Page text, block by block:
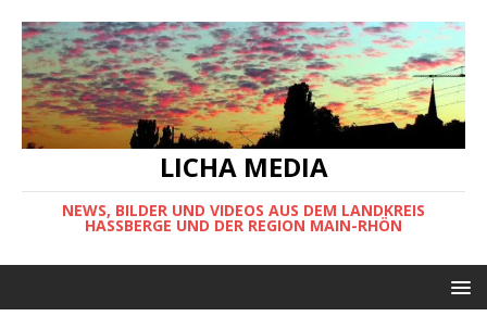
LICHA MEDIA
NEWS, BILDER UND VIDEOS AUS DEM LANDKREIS
HASSBERGE UND DER REGION MAIN-RHÖN